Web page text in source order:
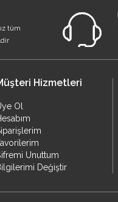
tüm
Hizmetleri
Ol
Unuttum
Değiştir